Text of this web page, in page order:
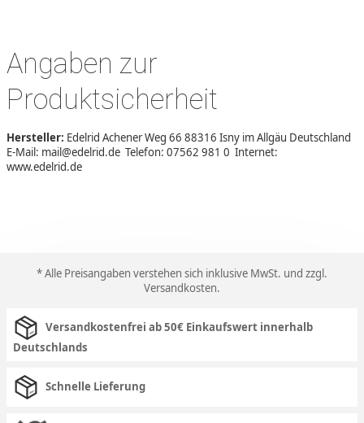
Angaben zur
Produktsicherheit
Hersteller: Edelrid Achener Weg 66 88316 Isny im Allgäu Deutschland
E-Mail: mail@edelrid.de Telefon: 07562 981 0 Internet:
www.edelrid.de
* Alle Preisangaben verstehen sich inklusive MwSt. und zzgl.
Versandkosten.
Versandkostenfrei ab 50€ Einkaufswert innerhalb
Deutschlands
Schnelle Lieferung